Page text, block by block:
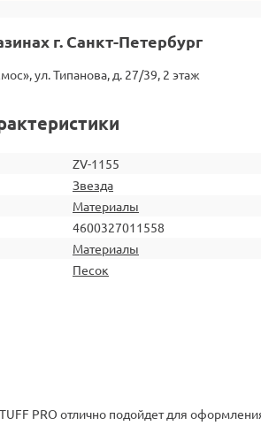
г. Санкт-Петербург
ул. Типанова, д. 27/39, 2 этаж
ZV-1155
Звезда
Материалы
4600327011558
Материалы
Песок
PRO отлично подойдет для